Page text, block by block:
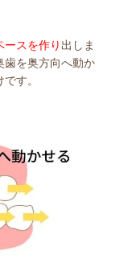
ースを作り 出しま
歯を奥方向へ動か
す。